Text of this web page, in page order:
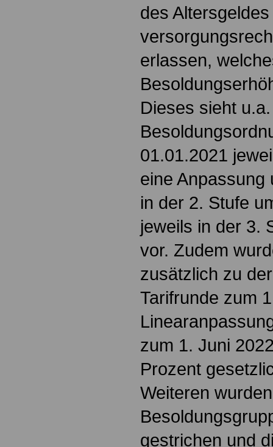
des
erlassen,
Dieses sieht
01.01.2021
eine Anpassung
in der 2. Stufe
jeweils in der 3.
vor. Zudem
zusätzlich zu
Tarifrunde zum
zum 1. Juni
Prozent
Weiteren
gestrichen und